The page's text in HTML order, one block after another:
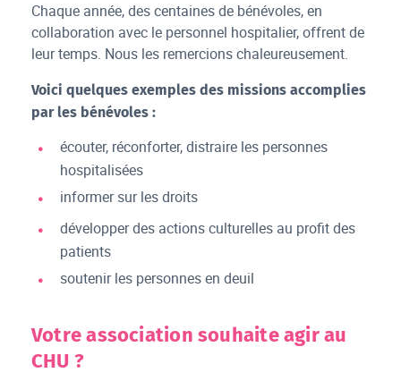
Chaque année, des centaines de bénévoles, en
collaboration avec le personnel hospitalier, offrent de
leur temps. Nous les remercions chaleureusement.
Voici quelques exemples des missions accomplies
par les bénévoles :
écouter, réconforter, distraire les personnes
hospitalisées
informer sur les droits
développer des actions culturelles au profit des
patients
soutenir les personnes en deuil
Votre association souhaite agir au
CHU ?